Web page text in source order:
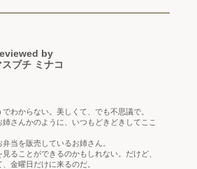
by
スブチ ミナコ
わからない。美しくて、でも不思議で。
さんかのように、いつもどきどきしてここ
当を販売しているお姉さん。
ることができるのかもしれない。だけど、
金曜日だけに来るのだ。